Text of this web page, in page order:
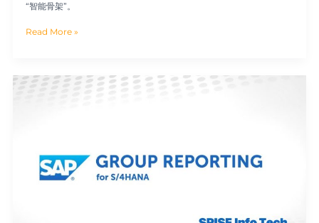
“智能骨架”。
Read More »
SAP
(Group